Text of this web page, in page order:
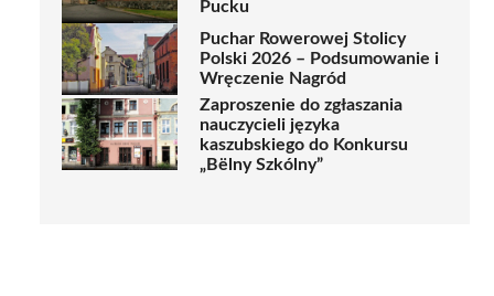
Pucku
Puchar Rowerowej Stolicy
Polski 2026 – Podsumowanie i
Wręczenie Nagród
Zaproszenie do zgłaszania
nauczycieli języka
kaszubskiego do Konkursu
„Bëlny Szkólny”